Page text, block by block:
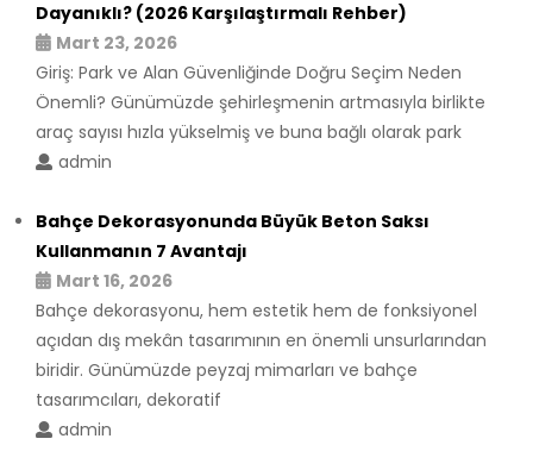
Dayanıklı? (2026 Karşılaştırmalı Rehber)
Mart 23, 2026
Giriş: Park ve Alan Güvenliğinde Doğru Seçim Neden
Önemli? Günümüzde şehirleşmenin artmasıyla birlikte
araç sayısı hızla yükselmiş ve buna bağlı olarak park
admin
Bahçe Dekorasyonunda Büyük Beton Saksı
Kullanmanın 7 Avantajı
Mart 16, 2026
Bahçe dekorasyonu, hem estetik hem de fonksiyonel
açıdan dış mekân tasarımının en önemli unsurlarından
biridir. Günümüzde peyzaj mimarları ve bahçe
tasarımcıları, dekoratif
admin